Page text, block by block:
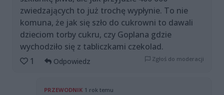
zwiedzających to już trochę wypłynie. To nie
komuna, że jak się szło do cukrowni to dawali
dzieciom torby cukru, czy Goplana gdzie
wychodziło się z tabliczkami czekolad.
1
Odpowiedz Zgłoś do moderacji
PRZEWODNIK 1 rok temu